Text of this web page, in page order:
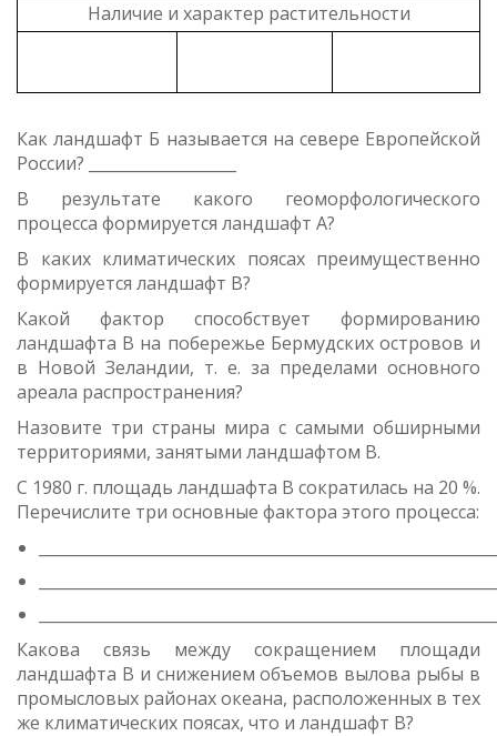
Наличие и характер растительности
Как ландшафт Б называется на севере Европейской
России? ___________________
В результате какого геоморфологического
процесса формируется ландшафт А?
В каких климатических поясах преимущественно
формируется ландшафт В?
Какой фактор способствует формированию
ландшафта В на побережье Бермудских островов и
в Новой Зеландии, т. е. за пределами основного
ареала распространения?
Назовите три страны мира с самыми обширными
территориями, занятыми ландшафтом В.
С 1980 г. площадь ландшафта В сократилась на 20 %.
Перечислите три основные фактора этого процесса:
Какова связь между сокращением площади
ландшафта В и снижением объемов вылова рыбы в
промысловых районах океана, расположенных в тех
же климатических поясах, что и ландшафт В?